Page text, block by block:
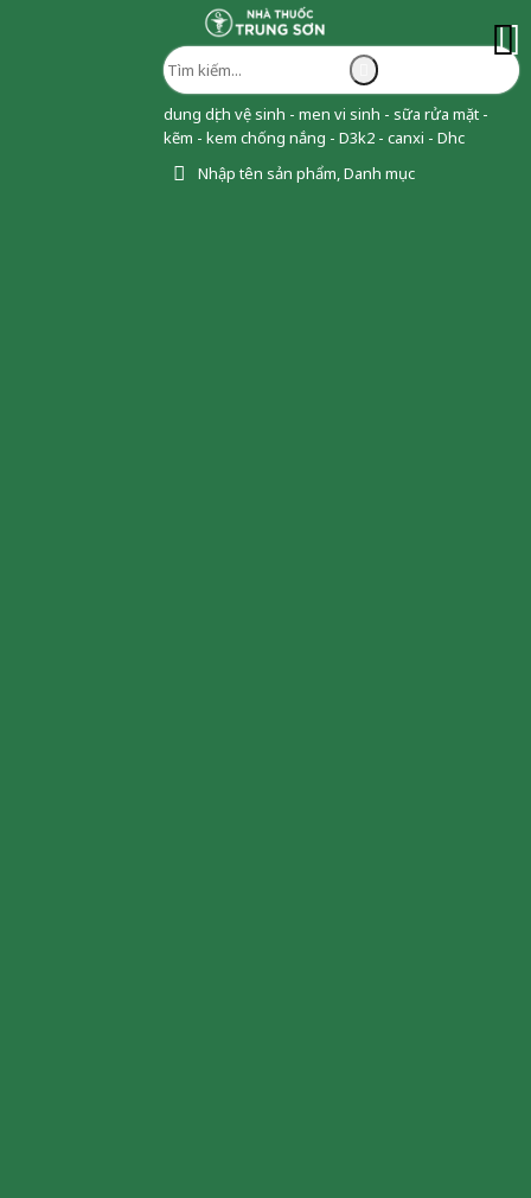
dung dịch vệ sinh - men vi sinh - sữa rửa mặt -
kẽm - kem chống nắng - D3k2 - canxi - Dhc
Nhập tên sản phẩm, Danh mục